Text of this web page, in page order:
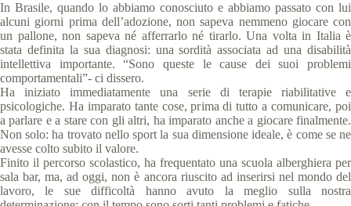
In Brasile, quando lo abbiamo conosciuto e abbiamo passato con lui
alcuni giorni prima dell’adozione, non sapeva nemmeno giocare con
un pallone, non sapeva né afferrarlo né tirarlo. Una volta in Italia è
stata definita la sua diagnosi: una sordità associata ad una disabilità
intellettiva importante. “Sono queste le cause dei suoi problemi
comportamentali”- ci dissero.
Ha iniziato immediatamente una serie di terapie riabilitative e
psicologiche. Ha imparato tante cose, prima di tutto a comunicare, poi
a parlare e a stare con gli altri, ha imparato anche a giocare finalmente.
Non solo: ha trovato nello sport la sua dimensione ideale, è come se ne
avesse colto subito il valore.
Finito il percorso scolastico, ha frequentato una scuola alberghiera per
sala bar, ma, ad oggi, non è ancora riuscito ad inserirsi nel mondo del
lavoro, le sue difficoltà hanno avuto la meglio sulla nostra